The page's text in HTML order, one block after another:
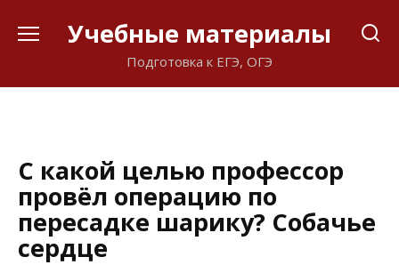
Учебные материалы
Подготовка к ЕГЭ, ОГЭ
С какой целью профессор
провёл операцию по
пересадке шарику? Собачье
сердце